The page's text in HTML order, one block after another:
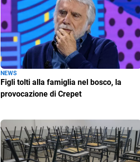
NEWS
Figli tolti alla famiglia nel bosco, la
provocazione di Crepet